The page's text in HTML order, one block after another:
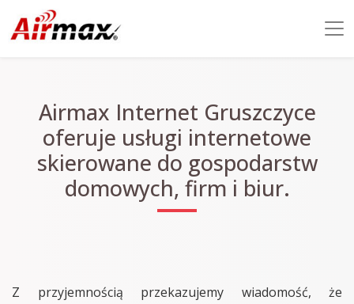
Airmax Internet Gruszczyce
oferuje usługi internetowe
skierowane do gospodarstw
domowych, firm i biur.
Z przyjemnością przekazujemy wiadomość, że